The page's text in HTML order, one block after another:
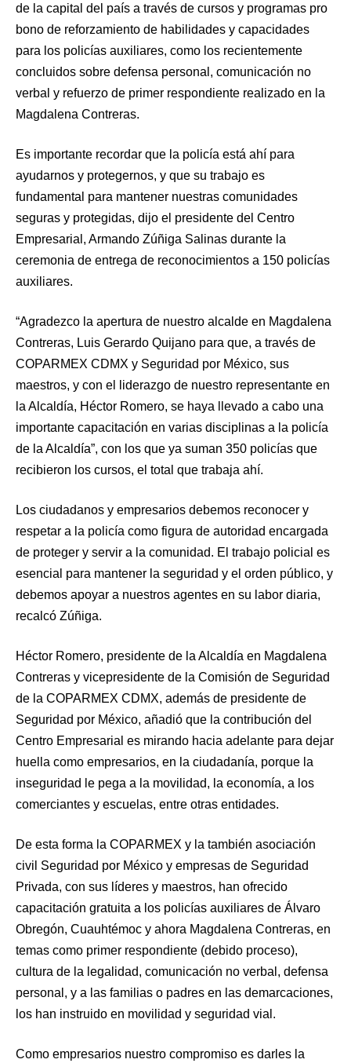
de la capital del país a través de cursos y programas pro
bono de reforzamiento de habilidades y capacidades
para los policías auxiliares, como los recientemente
concluidos sobre defensa personal, comunicación no
verbal y refuerzo de primer respondiente realizado en la
Magdalena Contreras.
Es importante recordar que la policía está ahí para
ayudarnos y protegernos, y que su trabajo es
fundamental para mantener nuestras comunidades
seguras y protegidas, dijo el presidente del Centro
Empresarial, Armando Zúñiga Salinas durante la
ceremonia de entrega de reconocimientos a 150 policías
auxiliares.
“Agradezco la apertura de nuestro alcalde en Magdalena
Contreras, Luis Gerardo Quijano para que, a través de
COPARMEX CDMX y Seguridad por México, sus
maestros, y con el liderazgo de nuestro representante en
la Alcaldía, Héctor Romero, se haya llevado a cabo una
importante capacitación en varias disciplinas a la policía
de la Alcaldía”, con los que ya suman 350 policías que
recibieron los cursos, el total que trabaja ahí.
Los ciudadanos y empresarios debemos reconocer y
respetar a la policía como figura de autoridad encargada
de proteger y servir a la comunidad. El trabajo policial es
esencial para mantener la seguridad y el orden público, y
debemos apoyar a nuestros agentes en su labor diaria,
recalcó Zúñiga.
Héctor Romero, presidente de la Alcaldía en Magdalena
Contreras y vicepresidente de la Comisión de Seguridad
de la COPARMEX CDMX, además de presidente de
Seguridad por México, añadió que la contribución del
Centro Empresarial es mirando hacia adelante para dejar
huella como empresarios, en la ciudadanía, porque la
inseguridad le pega a la movilidad, la economía, a los
comerciantes y escuelas, entre otras entidades.
De esta forma la COPARMEX y la también asociación
civil Seguridad por México y empresas de Seguridad
Privada, con sus líderes y maestros, han ofrecido
capacitación gratuita a los policías auxiliares de Álvaro
Obregón, Cuauhtémoc y ahora Magdalena Contreras, en
temas como primer respondiente (debido proceso),
cultura de la legalidad, comunicación no verbal, defensa
personal, y a las familias o padres en las demarcaciones,
los han instruido en movilidad y seguridad vial.
Como empresarios nuestro compromiso es darles la